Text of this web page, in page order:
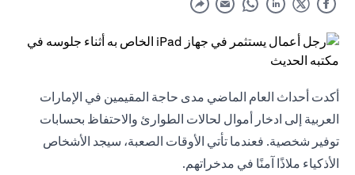
أكدت أحداث العام الماضي مدى حاجة المقيمين في الإمارات
العربية إلى ادخار أموال لحالات الطوارئ والاحتفاظ بحسابات
توفير شخصية. فعندما تأتي الأوقات الصعبة، سيجد الأشخاص
الأذكياء ملاذًا آمنًا في مدخراتهم.